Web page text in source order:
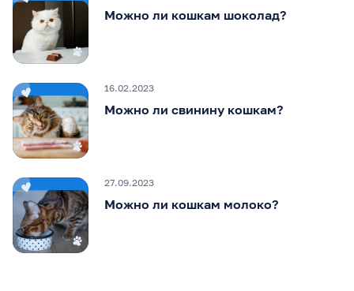
Можно ли кошкам шоколад?
16.02.2023
Можно ли свинину кошкам?
27.09.2023
Можно ли кошкам молоко?